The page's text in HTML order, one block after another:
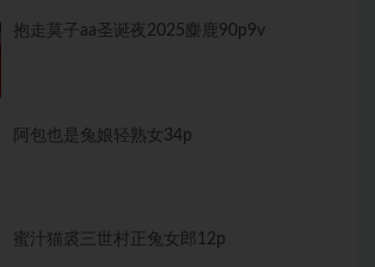
抱走莫子aa圣诞夜2025麋鹿90p9v
阿包也是兔娘轻熟女34p
蜜汁猫裘三世村正兔女郎12p